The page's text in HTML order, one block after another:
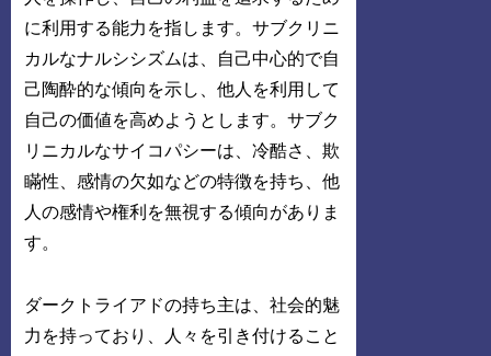
に利用する能力を指します。サブクリニ
カルなナルシシズムは、自己中心的で自
己陶酔的な傾向を示し、他人を利用して
自己の価値を高めようとします。サブク
リニカルなサイコパシーは、冷酷さ、欺
瞞性、感情の欠如などの特徴を持ち、他
人の感情や権利を無視する傾向がありま
す。
ダークトライアドの持ち主は、社会的魅
力を持っており、人々を引き付けること